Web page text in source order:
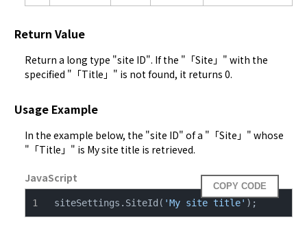
Return Value
Return a long type "site ID". If the "「Site」" with the
specified "「Title」" is not found, it returns 0.
Usage Example
In the example below, the "site ID" of a "「Site」" whose
"「Title」" is My site title is retrieved.
JavaScript
COPY CODE
siteSettings.SiteId( 'My site title' );